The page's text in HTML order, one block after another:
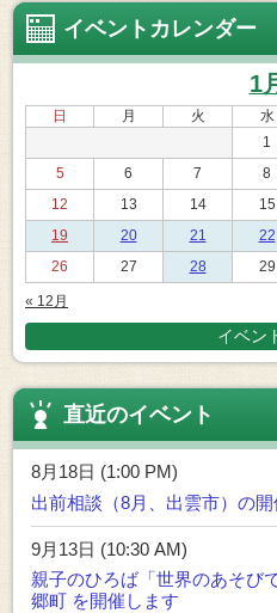
イベントカレンダー
1
日 月 火 水
1
5
6 7 8
12
13 14 15
19
20 21 22
26
27 28 29
« 12月
イベン
直近のイベント
8月18日 (1:00 PM)
出前相談（8月、出雲市）の
9月13日 (10:30 AM)
親子のひろば「世界のあそび
郷町 を開催します